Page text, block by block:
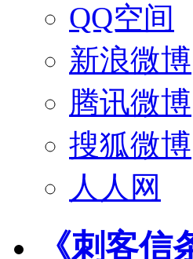
QQ空间
新浪微博
腾讯微博
搜狐微博
人人网
《刺客